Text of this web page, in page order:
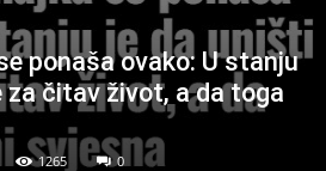
ponaša ovako: U stanju
čitav život, a da toga
1265 0